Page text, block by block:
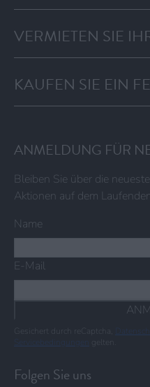
VERMIETEN SIE
KAUFEN SIE EIN
ANMELDUNG FÜR
Bleiben Sie über die
Aktionen auf dem
Name
E-Mail
Gesichert durch reCaptcha,
Servicebedingungen
gelten.
Folgen Sie uns